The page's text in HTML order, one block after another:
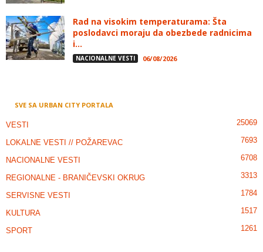
Rad na visokim temperaturama: Šta
poslodavci moraju da obezbede radnicima
i...
NACIONALNE VESTI 06/08/2026
SVE SA URBAN CITY PORTALA
VESTI 25069
LOKALNE VESTI // POŽAREVAC 7693
NACIONALNE VESTI 6708
REGIONALNE - BRANIČEVSKI OKRUG 3313
SERVISNE VESTI 1784
KULTURA 1517
SPORT 1261